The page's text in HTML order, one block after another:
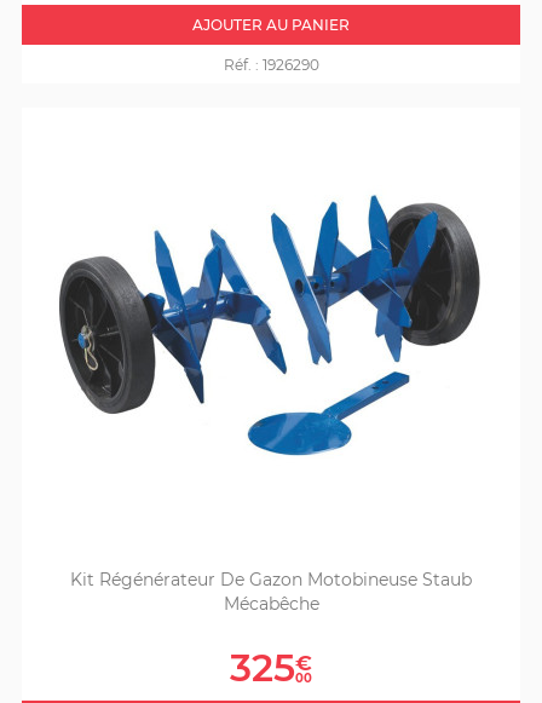
AJOUTER AU PANIER
Réf. : 1926290
Kit Régénérateur De Gazon Motobineuse Staub
Mécabêche
Prix
325€
00